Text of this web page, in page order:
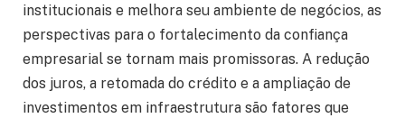
institucionais e melhora seu ambiente de negócios, as
perspectivas para o fortalecimento da confiança
empresarial se tornam mais promissoras. A redução
dos juros, a retomada do crédito e a ampliação de
investimentos em infraestrutura são fatores que